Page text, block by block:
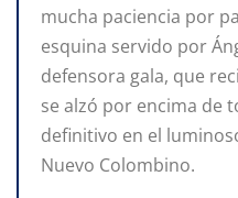
mucha paciencia por
esquina servido por
defensora gala, que
se alzó por encima de
definitivo en el
Nuevo Colombino.